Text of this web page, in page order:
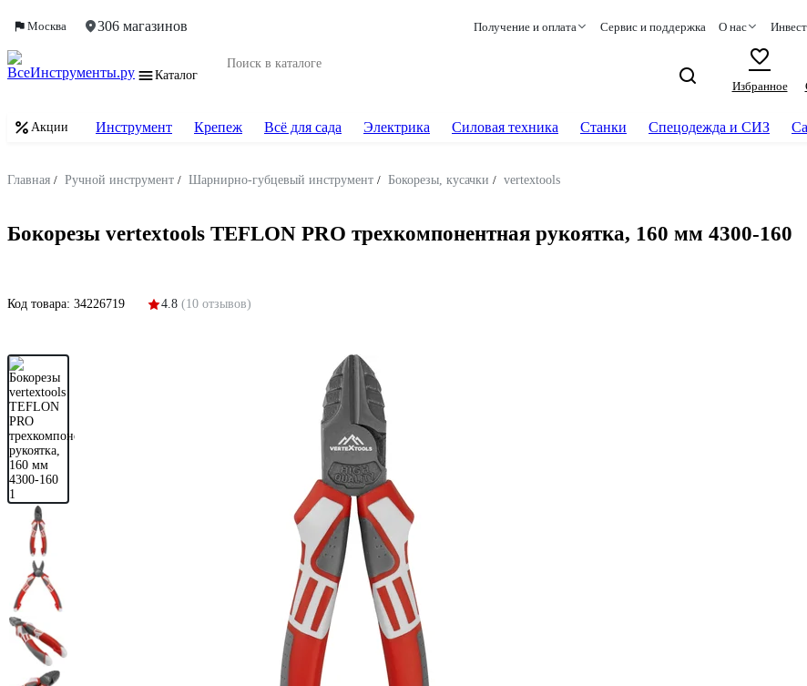
Москва 306 магазинов Получение и оплата Сервис и поддержка О нас
Каталог
Избранное
Акции Инструмент Крепеж Всё для сада Электрика Силовая техника Станки Спецодежда и СИЗ
Главная / Ручной инструмент / Шарнирно-губцевый инструмент / Бокорезы, кусачки / vertextools
Бокорезы vertextools TEFLON PRO трехкомпонентная рукоятка, 160 мм 4300-160
Код товара: 34226719 4.8 (10 отзывов)